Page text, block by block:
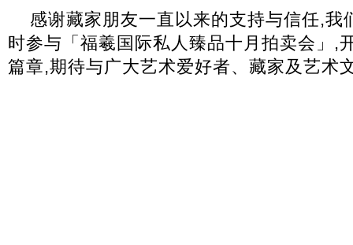
感谢藏家朋友一直以来的支持与信任,我
时参与「福羲国际私人臻品十月拍卖会」,
篇章,期待与广大艺术爱好者、藏家及艺术